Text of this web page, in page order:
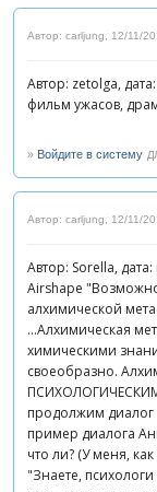
Автор: carljung 12/11/
Автор: zetolga,
фильм ужасов,
» Войдите в систему
Автор: carljung, 12/11/
Автор: Sorella,
Airshape
алхимической
...Алхимическая
химическими
своеобразно.
продолжим диалог
пример диалога
что ли? (У меня,
"Знаете,